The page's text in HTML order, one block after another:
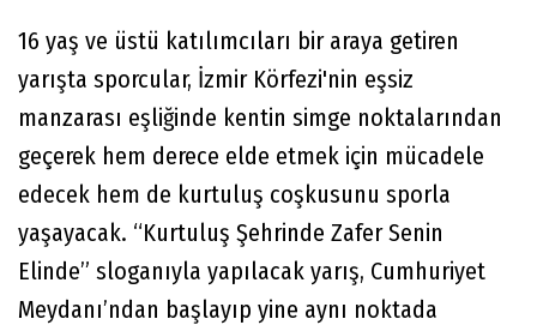
16 yaş ve üstü katılımcıları bir araya getiren
yarışta sporcular, İzmir Körfezi'nin eşsiz
manzarası eşliğinde kentin simge noktalarından
geçerek hem derece elde etmek için mücadele
edecek hem de kurtuluş coşkusunu sporla
yaşayacak. “Kurtuluş Şehrinde Zafer Senin
Elinde” sloganıyla yapılacak yarış, Cumhuriyet
Meydanı’ndan başlayıp yine aynı noktada